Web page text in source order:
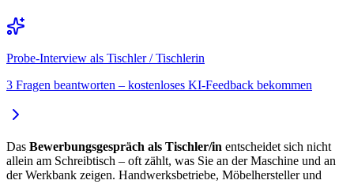
Probe-Interview als Tischler / Tischlerin
3 Fragen beantworten – kostenloses KI-Feedback bekommen
Das Bewerbungsgespräch als Tischler/in entscheidet sich nicht
allein am Schreibtisch – oft zählt, was Sie an der Maschine und an
der Werkbank zeigen. Handwerksbetriebe, Möbelhersteller und